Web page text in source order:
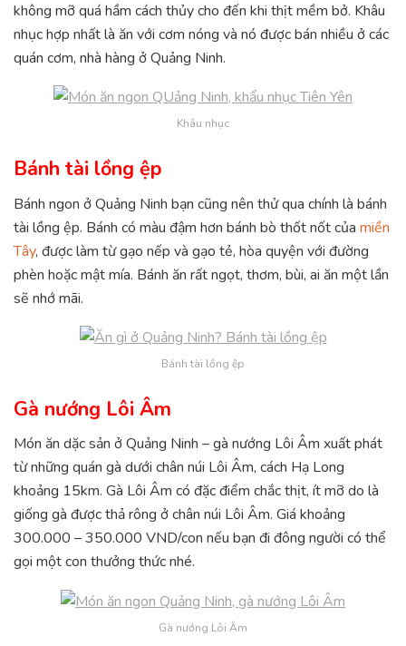
không mỡ quá hầm cách thủy cho đến khi thịt mềm bở. Khâu
nhục hợp nhất là ăn với cơm nóng và nó được bán nhiều ở các
quán cơm, nhà hàng ở Quảng Ninh.
Khâu nhục
Bánh tài lồng ệp
Bánh ngon ở Quảng Ninh bạn cũng nên thử qua chính là bánh
tài lồng ệp. Bánh có màu đậm hơn bánh bò thốt nốt của miền
Tây, được làm từ gạo nếp và gạo tẻ, hòa quyện với đường
phèn hoặc mật mía. Bánh ăn rất ngọt, thơm, bùi, ai ăn một lần
sẽ nhớ mãi.
Bánh tài lồng ệp
Gà nướng Lôi Âm
Món ăn dặc sản ở Quảng Ninh – gà nướng Lôi Âm xuất phát
từ những quán gà dưới chân núi Lôi Âm, cách Hạ Long
khoảng 15km. Gà Lôi Âm có đặc điểm chắc thịt, ít mỡ do là
giống gà được thả rông ở chân núi Lôi Âm. Giá khoảng
300.000 – 350.000 VND/con nếu bạn đi đông người có thể
gọi một con thưởng thức nhé.
Gà nướng Lôi Âm